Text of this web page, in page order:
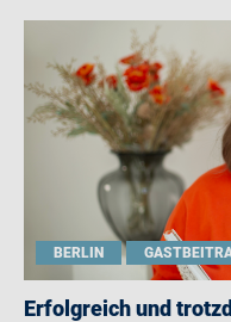
BERLIN
Erfolgreich und